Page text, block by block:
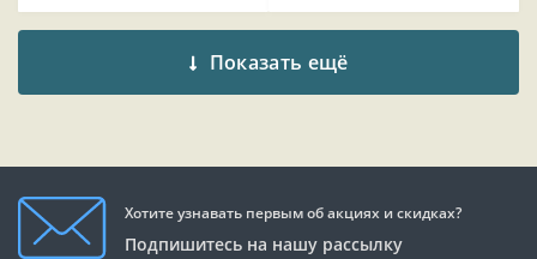
Показать ещё
Хотите узнавать первым об акциях и скидках?
Подпишитесь на нашу рассылку